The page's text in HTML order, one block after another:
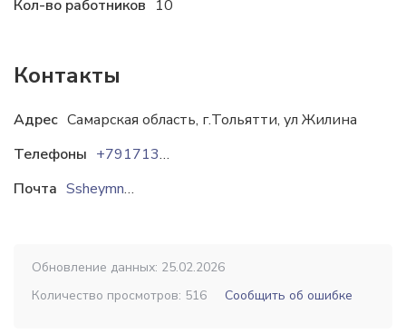
Кол-во работников 10
Контакты
Адрес Самарская область, г.Тольятти, ул Жилина
Телефоны
+79171330846
Почта
Ssheymnogo@mail.ru
Обновление данных: 25.02.2026
Количество просмотров: 516
Сообщить об ошибке